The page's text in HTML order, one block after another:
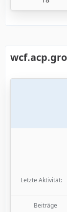
Letzte Aktivität
Beiträge